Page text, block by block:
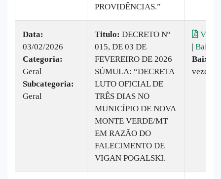
PROVIDÊNCIAS.”
Data:
03/02/2026
Categoria:
Geral
Subcategoria:
Geral
Titulo: DECRETO Nº
015, DE 03 DE
FEVEREIRO DE 2026
SÚMULA: “DECRETA
LUTO OFICIAL DE
TRÊS DIAS NO
MUNICÍPIO DE NOVA
MONTE VERDE/MT
EM RAZÃO DO
FALECIMENTO DE
VIGAN POGALSKI.
| Baixar
vezes